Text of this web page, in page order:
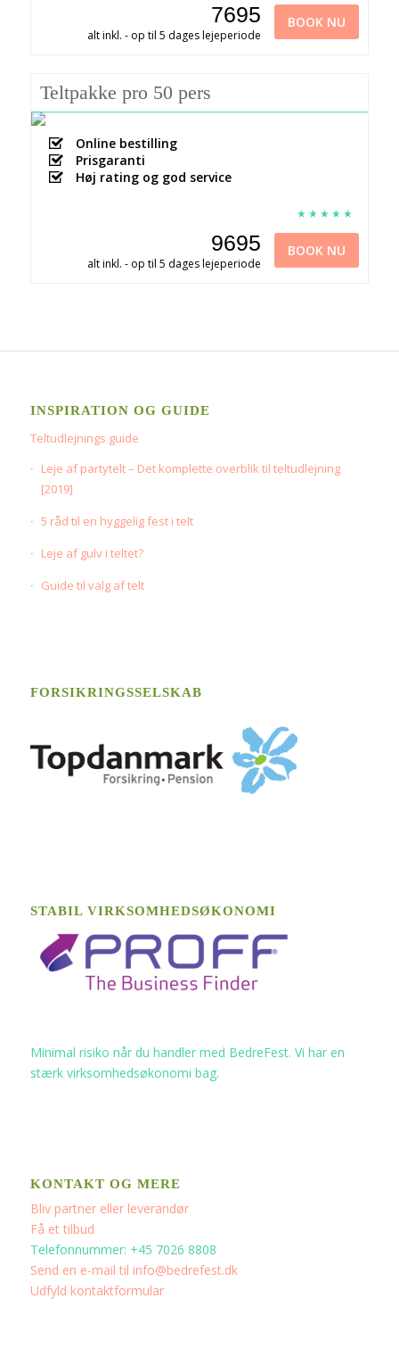
7695
alt inkl. - op til 5 dages lejeperiode
BOOK NU
Teltpakke pro 50 pers
Online bestilling
Prisgaranti
Høj rating og god service
9695
alt inkl. - op til 5 dages lejeperiode
BOOK NU
INSPIRATION OG GUIDE
Teltudlejnings guide
Leje af partytelt – Det komplette overblik til teltudlejning
[2019]
5 råd til en hyggelig fest i telt
Leje af gulv i teltet?
Guide til valg af telt
FORSIKRINGSSELSKAB
STABIL VIRKSOMHEDSØKONOMI
Minimal risiko når du handler med BedreFest. Vi har en
stærk virksomhedsøkonomi bag.
KONTAKT OG MERE
Bliv partner eller leverandør
Få et tilbud
Telefonnummer: +45 7026 8808
Send en e-mail til info@bedrefest.dk
Udfyld kontaktformular